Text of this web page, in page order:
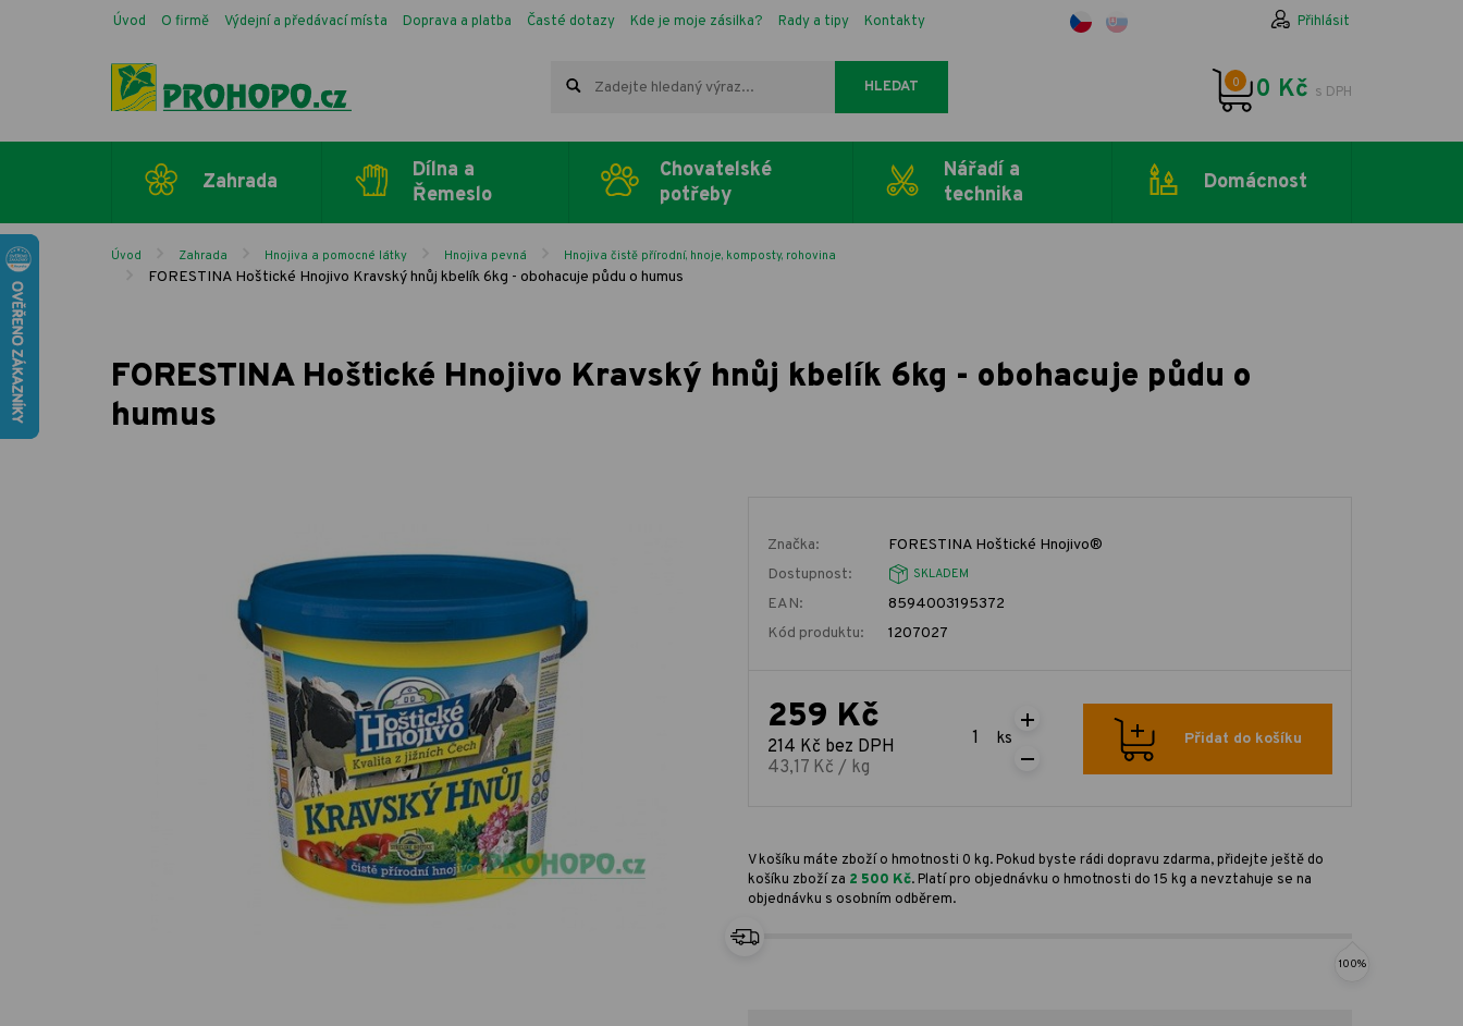
Úvod O firmě Výdejní a předávací místa Doprava a platba Časté dotazy Kde je moje zásilka? Rady a tipy Kontakty Přihlásit
HLEDAT 0 0 Kč s DPH
Zahrada
Dílna a
Řemeslo
Chovatelské
potřeby
Nářadí a
technika
Domácnost
Úvod Zahrada Hnojiva a pomocné látky Hnojiva pevná Hnojiva čistě přírodní, hnoje, komposty, rohovina
FORESTINA Hoštické Hnojivo Kravský hnůj kbelík 6kg - obohacuje půdu o humus
FORESTINA Hoštické Hnojivo Kravský hnůj kbelík 6kg - obohacuje půdu o
humus
Značka:
FORESTINA Hoštické Hnojivo®
Dostupnost:
SKLADEM
EAN:
8594003195372
Kód produktu:
1207027
259 Kč
214 Kč bez DPH
43,17 Kč / kg
ks Přidat do košíku
V košíku máte zboží o hmotnosti 0 kg. Pokud byste rádi dopravu zdarma, přidejte ještě do
košíku zboží za 2 500 Kč. Platí pro objednávku o hmotnosti do 15 kg a nevztahuje se na
objednávku s osobním odběrem.
100%